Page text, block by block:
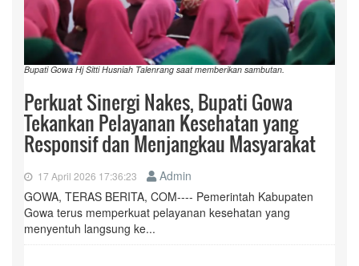
Bupati Gowa Hj Sitti Husniah Talenrang saat memberikan sambutan.
Perkuat Sinergi Nakes, Bupati Gowa
Tekankan Pelayanan Kesehatan yang
Responsif dan Menjangkau Masyarakat
17 April 2026 17:36:23
Admin
GOWA, TERAS BERITA, COM---- Pemerintah Kabupaten
Gowa terus memperkuat pelayanan kesehatan yang
menyentuh langsung ke...